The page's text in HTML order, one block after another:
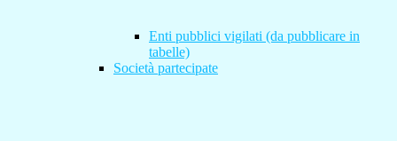
Enti pubblici vigilati (da pubblicare in
tabelle)
Società partecipate